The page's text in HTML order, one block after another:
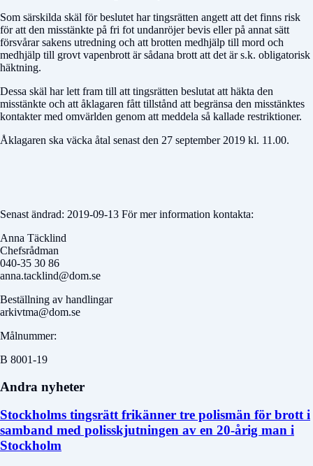
Som särskilda skäl för beslutet har tingsrätten angett att det finns risk
för att den misstänkte på fri fot undanröjer bevis eller på annat sätt
försvårar sakens utredning och att brotten medhjälp till mord och
medhjälp till grovt vapenbrott är sådana brott att det är s.k. obligatorisk
häktning.
Dessa skäl har lett fram till att tingsrätten beslutat att häkta den
misstänkte och att åklagaren fått tillstånd att begränsa den misstänktes
kontakter med omvärlden genom att meddela så kallade restriktioner.
Åklagaren ska väcka åtal senast den 27 september 2019 kl. 11.00.
Senast ändrad: 2019-09-13 För mer information kontakta:
Anna Täcklind
Chefsrådman
040-35 30 86
anna.tacklind@dom.se
Beställning av handlingar
arkivtma@dom.se
Målnummer:
B 8001-19
Andra nyheter
Stockholms tingsrätt frikänner tre polismän för brott i
samband med polisskjutningen av en 20-årig man i
Stockholm